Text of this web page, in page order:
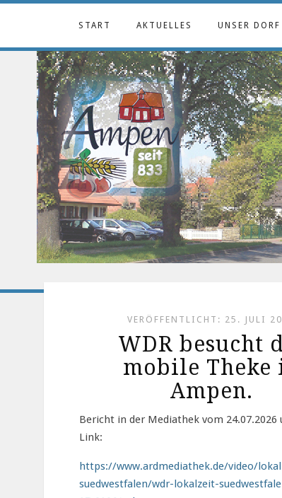
START AKTUELLES UNSER DORF
VERÖFFENTLICHT: 25. JULI
WDR besucht
mobile Theke
Ampen.
Bericht in der Mediathek vom 24.07.2026
Link:
https://www.ardmediathek.de/video/
suedwestfalen/wdr-lokalzeit-